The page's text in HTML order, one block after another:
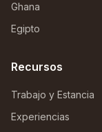
Ghana
Egipto
Recursos
Trabajo y Estancia
Experiencias